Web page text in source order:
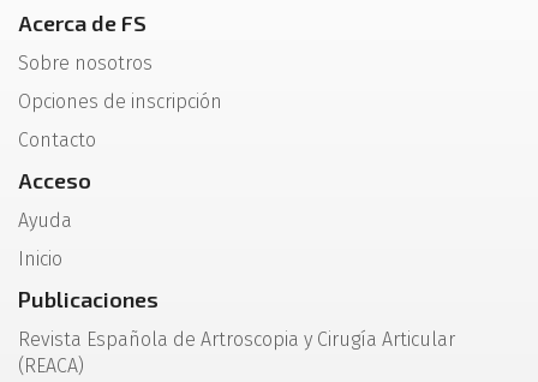
Acerca de FS
Sobre nosotros
Opciones de inscripción
Contacto
Acceso
Ayuda
Inicio
Publicaciones
Revista Española de Artroscopia y Cirugía Articular
(REACA)